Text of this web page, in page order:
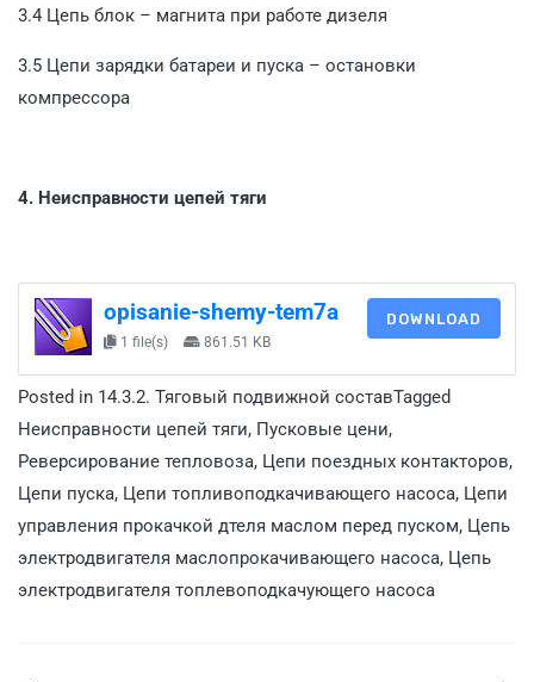
3.4 Цепь блок – магнита при работе дизеля
3.5 Цепи зарядки батареи и пуска – остановки
компрессора
4. Неисправности цепей тяги
opisanie-shemy-tem7a
1 file(s) 861.51 KB
DOWNLOAD
Posted in 14.3.2. Тяговый подвижной составTagged
Неисправности цепей тяги, Пусковые цени,
Реверсирование тепловоза, Цепи поездных контакторов,
Цепи пуска, Цепи топливоподкачивающего насоса, Цепи
управления прокачкой дтеля маслом перед пуском, Цепь
электродвигателя маслопрокачивающего насоса, Цепь
электродвигателя топлевоподкачующего насоса